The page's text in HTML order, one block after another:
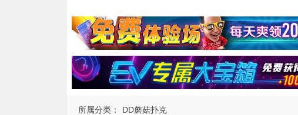
所属分类： DD蘑菇扑克